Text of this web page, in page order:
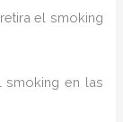
el smoking
smoking en las